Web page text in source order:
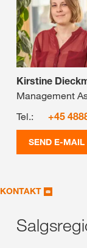
Kirstine
Management
Tel.:
+45
SEND E-MAIL
KONTAKT